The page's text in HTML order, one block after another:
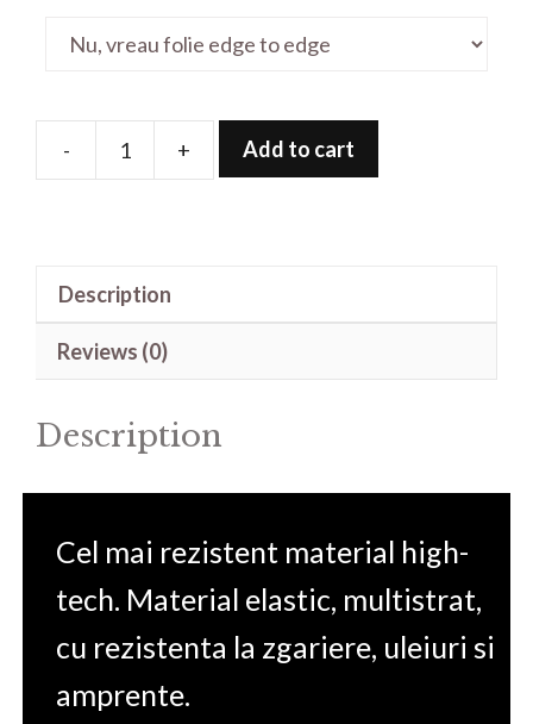
-
Folie
+ Add to cart
Description
Reviews (0)
Description
Cel mai rezistent material high-
tech. Material elastic, multistrat,
cu rezistenta la zgariere, uleiuri si
amprente.